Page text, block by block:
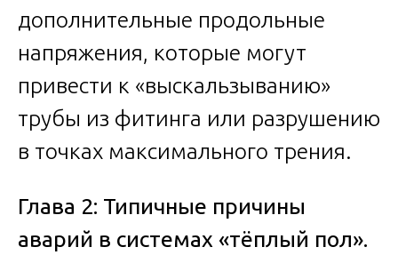
дополнительные продольные
напряжения, которые могут
привести к «выскальзыванию»
трубы из фитинга или разрушению
в точках максимального трения.
Глава 2: Типичные причины
аварий в системах «тёплый пол».